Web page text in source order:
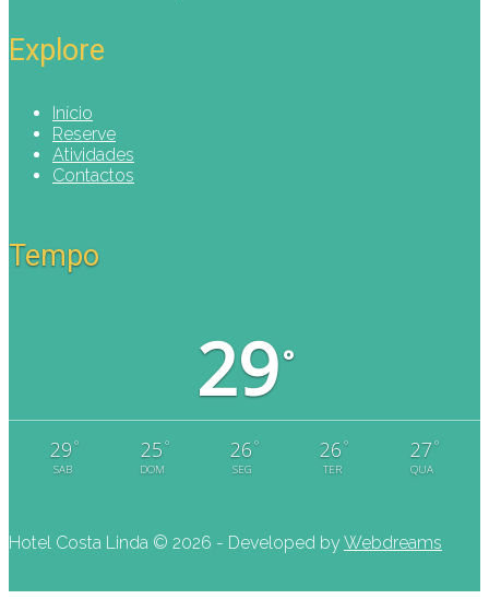
Explore
Início
Reserve
Atividades
Contactos
Tempo
29°
29 °
SAB
25 °
DOM
26 °
SEG
26 °
TER
27 °
QUA
Hotel Costa Linda © 2026 - Developed by Webdreams